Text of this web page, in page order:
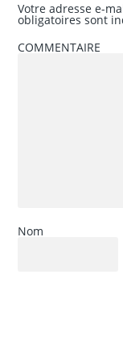
Votre adresse e-
obligatoires sont
COMMENTAIRE
Nom